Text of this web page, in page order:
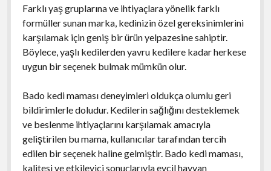
Farklı yaş gruplarına ve ihtiyaçlara yönelik farklı
formüller sunan marka, kedinizin özel gereksinimlerini
karşılamak için geniş bir ürün yelpazesine sahiptir.
Böylece, yaşlı kedilerden yavru kedilere kadar herkese
uygun bir seçenek bulmak mümkün olur.
Bado kedi maması deneyimleri oldukça olumlu geri
bildirimlerle doludur. Kedilerin sağlığını desteklemek
ve beslenme ihtiyaçlarını karşılamak amacıyla
geliştirilen bu mama, kullanıcılar tarafından tercih
edilen bir seçenek haline gelmiştir. Bado kedi maması,
kalitesi ve etkileyici sonuçlarıyla evcil hayvan